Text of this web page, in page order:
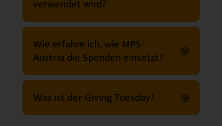
verwendet wird?
Wie erfahre ich, wie MPS-
Austria die Spenden einsetzt?
Was ist der Giving Tuesday?